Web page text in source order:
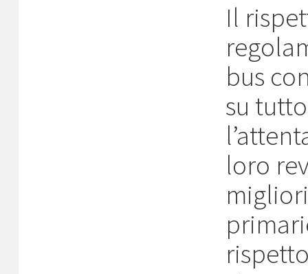
Il
bus
su
loro